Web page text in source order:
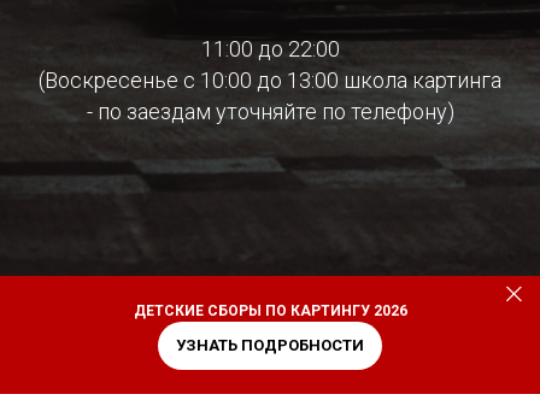
11:00 до 22:00
(Воскресенье с 10:00 до 13:00 школа картинга
- по заездам уточняйте по телефону)
ДЕТСКИЕ СБОРЫ ПО КАРТИНГУ 2026
УЗНАТЬ ПОДРОБНОСТИ